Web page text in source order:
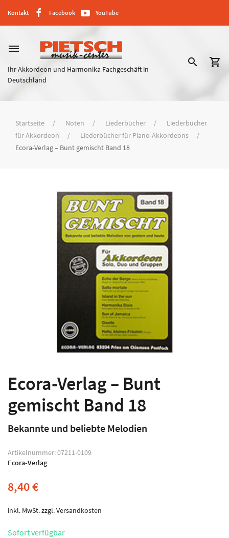
Kontakt Facebook YouTube
dehaze
Ihr Akkordeon und Harmonika Fachgeschäft in
Deutschland
search shopping_cart
Startseite Noten Liederbücher
Liederbücher
für Akkordeon
Liederbücher für Piano-Akkordeons
Ecora-Verlag – Bunt gemischt Band 18
Ecora-Verlag – Bunt
gemischt Band 18
Bekannte und beliebte Melodien
Artikelnummer:07211-0109
Ecora-Verlag
8,40€
inkl. MwSt.zzgl.Versandkosten
Sofort verfügbar